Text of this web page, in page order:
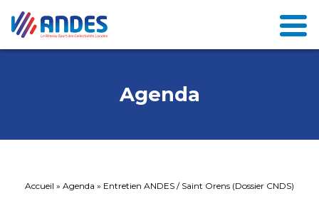
Agenda
Accueil » Agenda » Entretien ANDES / Saint Orens (Dossier CNDS)